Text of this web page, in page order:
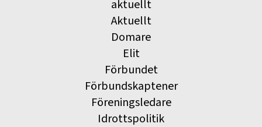
aktuellt
Aktuellt
Domare
Elit
Förbundet
Förbundskaptener
Föreningsledare
Idrottspolitik